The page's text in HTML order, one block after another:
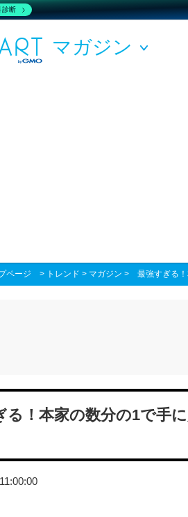
マガジン
ページ > トレンド > マガジン > 最強すぎる
る！本家の数分の1で手
診断